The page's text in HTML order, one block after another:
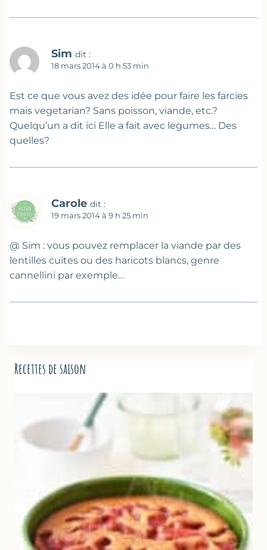
Sim dit :
18 mars 2014 à 0 h 53 min
Est ce que vous avez des idée pour faire les farcies
mais vegetarian? Sans poisson, viande, etc.?
Quelqu’un a dit ici Elle a fait avec legumes… Des
quelles?
Carole dit :
19 mars 2014 à 9 h 25 min
@ Sim : vous pouvez remplacer la viande par des
lentilles cuites ou des haricots blancs, genre
cannellini par exemple…
Recettes de saison